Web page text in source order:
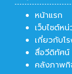
หน้าแรก
เว็บไซต์ห
เกี่ยวกับโ
สื่อวีดิทัศน์
คลังภาพกิ